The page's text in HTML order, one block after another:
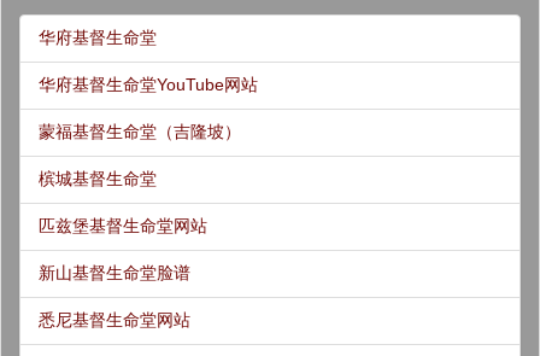
华府基督生命堂
华府基督生命堂YouTube网站
蒙福基督生命堂（吉隆坡）
槟城基督生命堂
匹兹堡基督生命堂网站
新山基督生命堂脸谱
悉尼基督生命堂网站